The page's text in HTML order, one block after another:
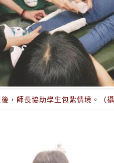
，師長協助學生包紮情境。（攝